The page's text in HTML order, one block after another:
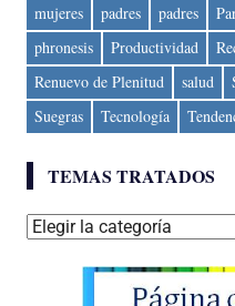
mujeres
padres padres
phronesis
Productividad
Renuevo de Plenitud
salud
Suegras
Tecnología
TEMAS TRATADOS
Temas